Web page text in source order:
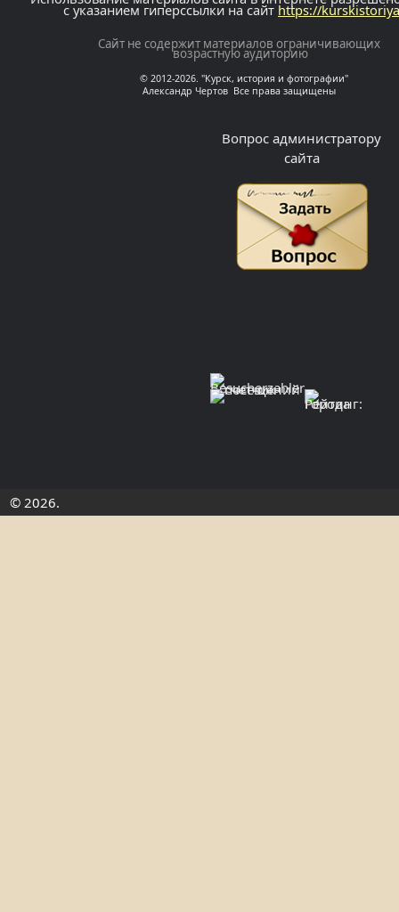
с указанием гиперссылки на сайтhttps://
Сайт не содержит материалов ограничивающих
возрастную аудиторию
© 2012-2026. "Курск, история и фотографии"
Александр Чертов Все права защищены
Вопрос администратору
сайта
© 2026.